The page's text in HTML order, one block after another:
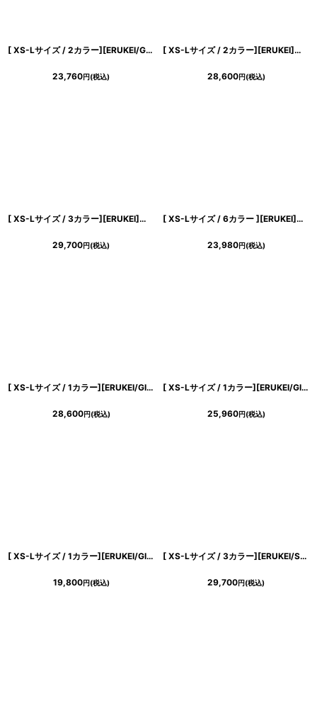
[ XS-Lサイズ / 2カラー][ERUKEI/GINZA COUTURE]半袖・Aライン・お花ボタン・フェイクポケット・ミニドレス・ワンピース[送料無料]
23,760円(税込)
[ XS-Lサイズ / 2カラー][ERUKEI]パープル・グリーン・マーブル柄・Vネック・フロントスリット・Aライン・ノースリーブ・ロングドレス[山崎みどり着用][送料無料]mypl
28,600円(税込)
[ XS-Lサイズ / 3カラー][ERUKEI]総レース・シンプル・Vネック・ヘムライン・マーメイド・ミディアムドレス・ワンピース[薗田杏奈着用]《送料＆代引き手数料無料》
29,700円(税込)
[ XS-Lサイズ / 6カラー ][ERUKEI]首元フリル・ウエストマーク・アメリカンスリーブ・ティアード・Aライン・ミニドレス・ワンピース[黒木麗奈着用][送料無料]
23,980円(税込)
[ XS-Lサイズ / 1カラー][ERUKEI/GINZA COUTURE]シンプル・総レース・パール・ノースリーブ・インナーミニ・Aライン・ロングドレス[送料無料]
28,600円(税込)
[ XS-Lサイズ / 1カラー][ERUKEI/GINZA COUTURE]ドット柄・スパンコール・ラインストーン・ポケット・ノースリーブ・Aライン・ミニドレス・ワンピース[送料無料]
25,960円(税込)
[ XS-Lサイズ / 1カラー][ERUKEI/GINZA COUTURE]プリント・ドット柄・ベルト付き・ティアード・フレア・Aライン・ノースリーブ・ミニドレス・ワンピース[送料無料]
19,800円(税込)
[ XS-Lサイズ / 3カラー][ERUKEI/SETTAN]シンプル・ラインストーン・ノースリーブ・Aライン・ミニドレス・ワンピース[送料無料]
29,700円(税込)